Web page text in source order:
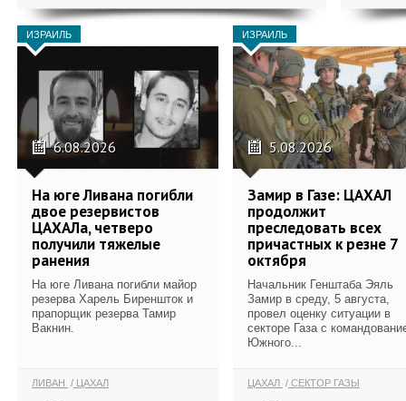
ИЗРАИЛЬ
6.08.2026
На юге Ливана погибли
двое резервистов
ЦАХАЛа, четверо
получили тяжелые
ранения
На юге Ливана погибли майор
резерва Харель Биреншток и
прапорщик резерва Тамир
Вакнин.
ЛИВАН ЦАХАЛ
ИЗРАИЛЬ
5.08.2026
Замир в Газе: ЦАХАЛ
продолжит
преследовать всех
причастных к резне 7
октября
Начальник Генштаба Эяль
Замир в среду, 5 августа,
провел оценку ситуации в
секторе Газа с
Южного...
ЦАХАЛ СЕКТОР ГАЗЫ